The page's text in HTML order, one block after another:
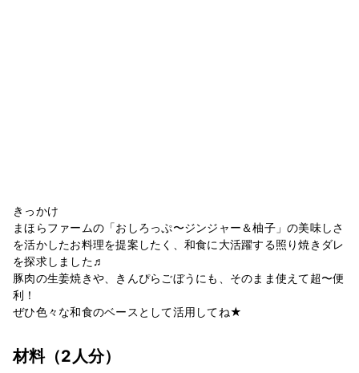
きっかけ
まほらファームの「おしろっぷ〜ジンジャー＆柚子」の美味しさ
を活かしたお料理を提案したく、和食に大活躍する照り焼きダレ
を探求しました♬
豚肉の生姜焼きや、きんぴらごぼうにも、そのまま使えて超〜便
利！
ぜひ色々な和食のベースとして活用してね★
材料（2人分）